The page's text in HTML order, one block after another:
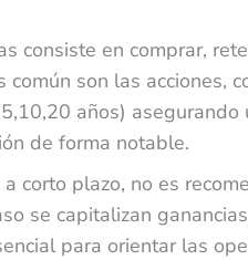
consiste en comprar,
son las acciones,
años) asegurando
de forma notable.
corto plazo, no es
se capitalizan
para orientar las